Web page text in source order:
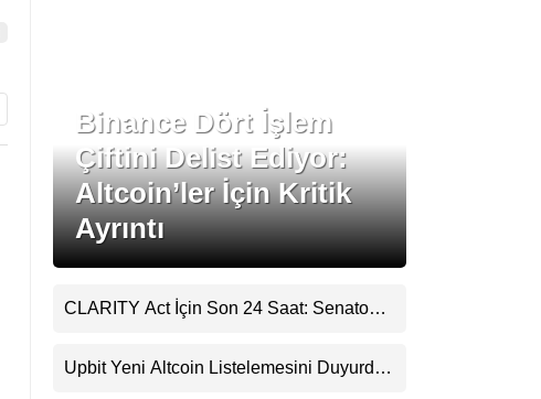
Binance Dört İşlem
Çiftini Delist Ediyor:
Altcoin’ler İçin Kritik
Ayrıntı
CLARITY Act İçin Son 24 Saat: Senato
Beklentisini Bozabilir
Upbit Yeni Altcoin Listelemesini Duyurdu: